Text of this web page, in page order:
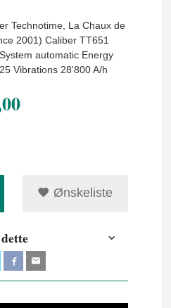
Technotime, La Chaux de
2001) Caliber TT651
automatic Energy
Vibrations 28'800 A/h
Ønskeliste